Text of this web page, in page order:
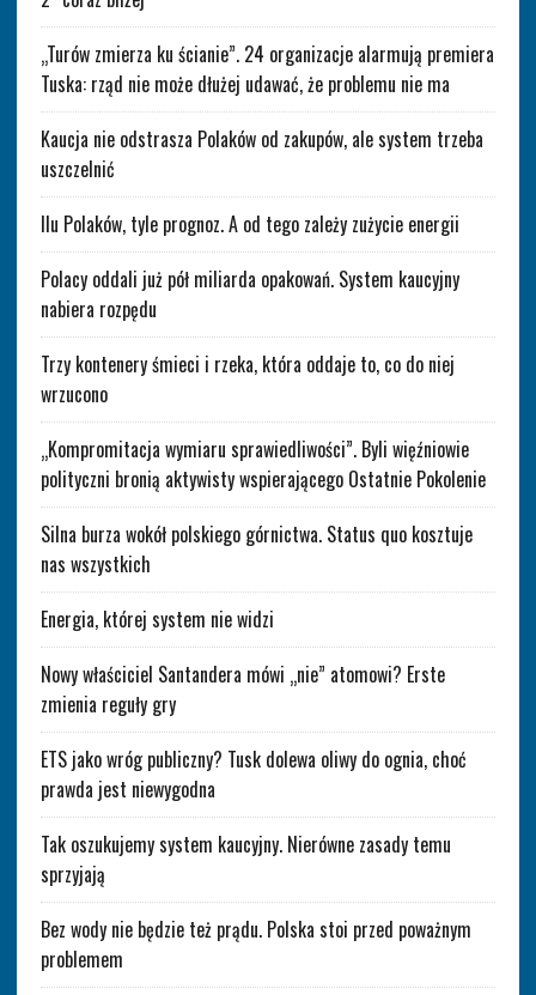
„Turów zmierza ku ścianie”. 24 organizacje alarmują premiera
Tuska: rząd nie może dłużej udawać, że problemu nie ma
Kaucja nie odstrasza Polaków od zakupów, ale system trzeba
uszczelnić
Ilu Polaków, tyle prognoz. A od tego zależy zużycie energii
Polacy oddali już pół miliarda opakowań. System kaucyjny
nabiera rozpędu
Trzy kontenery śmieci i rzeka, która oddaje to, co do niej
wrzucono
„Kompromitacja wymiaru sprawiedliwości”. Byli więźniowie
polityczni bronią aktywisty wspierającego Ostatnie Pokolenie
Silna burza wokół polskiego górnictwa. Status quo kosztuje
nas wszystkich
Energia, której system nie widzi
Nowy właściciel Santandera mówi „nie” atomowi? Erste
zmienia reguły gry
ETS jako wróg publiczny? Tusk dolewa oliwy do ognia, choć
prawda jest niewygodna
Tak oszukujemy system kaucyjny. Nierówne zasady temu
sprzyjają
Bez wody nie będzie też prądu. Polska stoi przed poważnym
problemem